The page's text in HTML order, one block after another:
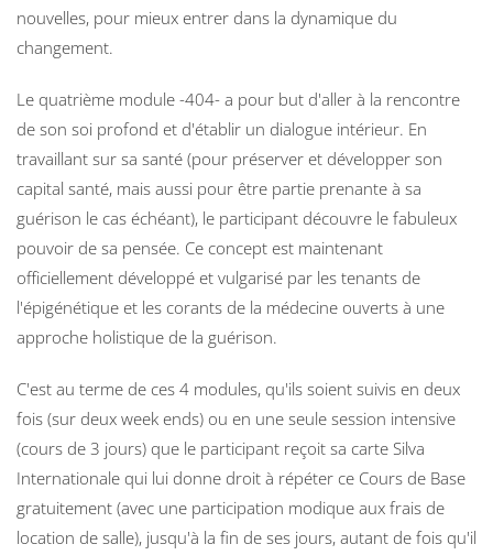
nouvelles, pour mieux entrer dans la dynamique du
changement.
Le quatrième module -404- a pour but d'aller à la rencontre
de son soi profond et d'établir un dialogue intérieur. En
travaillant sur sa santé (pour préserver et développer son
capital santé, mais aussi pour être partie prenante à sa
guérison le cas échéant), le participant découvre le fabuleux
pouvoir de sa pensée. Ce concept est maintenant
officiellement développé et vulgarisé par les tenants de
l'épigénétique et les corants de la médecine ouverts à une
approche holistique de la guérison.
C'est au terme de ces 4 modules, qu'ils soient suivis en deux
fois (sur deux week ends) ou en une seule session intensive
(cours de 3 jours) que le participant reçoit sa carte Silva
Internationale qui lui donne droit à répéter ce Cours de Base
gratuitement (avec une participation modique aux frais de
location de salle), jusqu'à la fin de ses jours, autant de fois qu'il